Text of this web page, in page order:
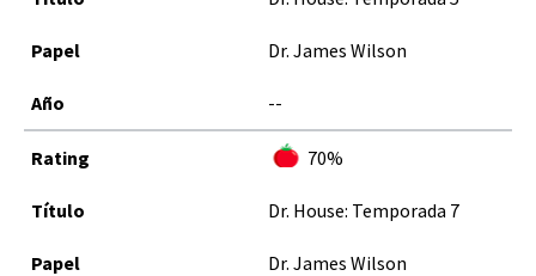
Dr. James Wilson
--
70%
Dr. House: Temporada 7
Dr. James Wilson